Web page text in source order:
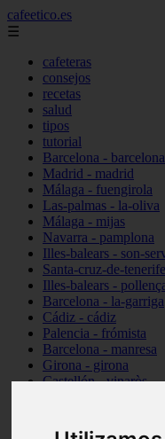
cafeetico.es
☰
cafeteras
consejos
recetas
salud
tipos
tutorial
Barcelona - barcelona
Madrid - madrid
Málaga - fuengirola
Las-palmas - la-oliva
Málaga - mijas
Navarra - pamplona
Illes-balears - son-
Santa-cruz-de-
Illes-balears -
Barcelona - la-garriga
Cádiz - cádiz
Palencia - frómista
Barcelona - manresa
Girona - girona
Castellón - vinaròs
Málaga - nerja